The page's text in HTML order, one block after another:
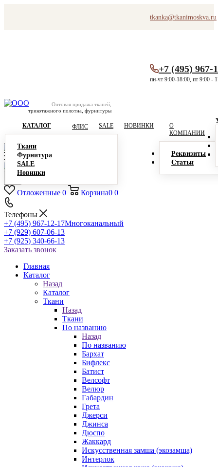
tkanka@tkanimoskva.ru
Оптовая продажа тканей,
трикотажного полотна, фурнитуры
+7 (495) 967-
пн-чт 9:00-18:00, пт 9:00 -
КАТАЛОГ
Ткани
Фурнитура
SALE
Новинки
ФЛИС SALE НОВИНКИ
О
КОМПАНИИ
Реквизиты
Статьи
Отложенные 0 Корзина0 0
Телефоны
+7 (495) 967-12-17Многоканальный
+7 (929) 607-06-13
+7 (925) 340-66-13
Заказать звонок
Главная
Каталог
Назад
Каталог
Ткани
Назад
Ткани
По названию
Назад
По названию
Бархат
Бифлекс
Батист
Велсофт
Велюр
Габардин
Грета
Джерси
Джинса
Дюспо
Жаккард
Искусственная замша (экозамша)
Интерлок